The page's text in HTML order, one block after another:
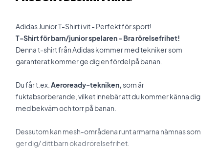
Adidas Junior T-Shirt i vit - Perfekt för sport!
T-Shirt för barn/junior spelaren - Bra rörelsefrihet!
Denna t-shirt från Adidas kommer med tekniker som
garanterat kommer ge dig en fördel på banan.
Du får t.ex. Aeroready-tekniken, som är
fuktabsorberande, vilket innebär att du kommer känna dig
med bekväm och torr på banan.
Dessutom kan mesh-områdena runt armarna nämnas som
ger dig/ ditt barn ökad rörelsefrihet.